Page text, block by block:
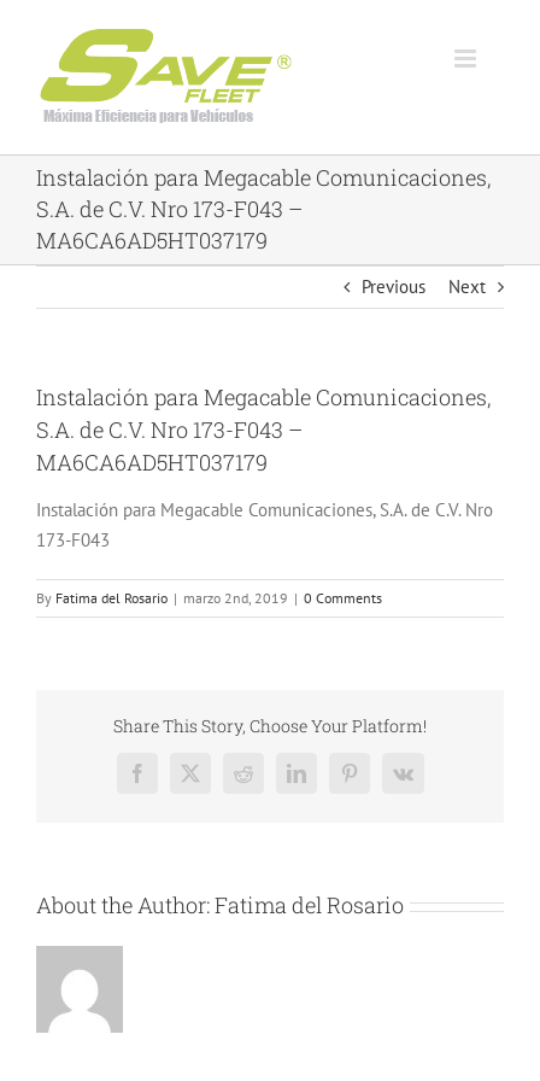
content
Instalación para Megacable Comunicaciones,
S.A. de C.V. Nro 173-F043 –
MA6CA6AD5HT037179
Previous Next
Instalación para Megacable Comunicaciones,
S.A. de C.V. Nro 173-F043 –
MA6CA6AD5HT037179
Instalación para Megacable Comunicaciones, S.A. de C.V. Nro
173-F043
By Fatima del Rosario | marzo 2nd, 2019 | 0 Comments
Share This Story, Choose Your Platform!
Facebook
X RedditLinkedInPinterest
Vk
About the Author:Fatima del Rosario